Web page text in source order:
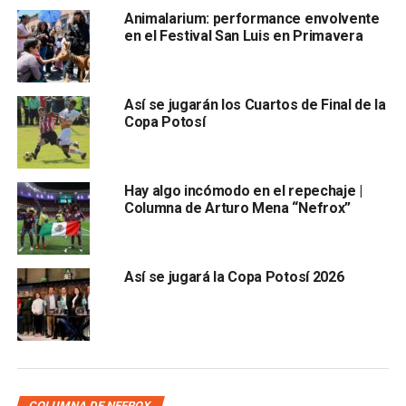
cuarto lugar, ocupado por el América, el 17 y el 20 de
noviembre de aquel año
en el estadio
necesitaba sacar la ventaja, sin embargo,
el encuentro fue intenso, no hubo anotaciones.
Para el partido de vuelta el San Luis estaba obligado a
siguiente ronda, no obstante un gol tempranero de
Vicente Sánchez del equipo rival al minuto 14 iniciaría
el hundimiento del cuadro tunero y sus aspiraciones
Anibal Matellán puso a las águilas 2 a 0 y el tercer
tanto llegó al 45 gracias a Enrique Esqueda
visitante quiso despertar en el segundo tiempo con
generaron más oportunidades en la portería deGuillermo
Ochoay en el minuto 80 Vicente Matías Vuoso sellaría
Animalarium: performance envolvente
en el Festival San Luis en Primavera
Así se jugarán los Cuartos de Final de la
Copa Potosí
Hay algo incómodo en el repechaje |
Columna de Arturo Mena “Nefrox”
Así se jugará la Copa Potosí 2026